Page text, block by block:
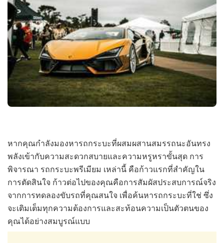
หากคุณกำลังมองหารถกระบะที่ผสมผสานสมรรถนะอันทรง
พลังเข้ากับความสะดวกสบายและความหรูหราขั้นสุด การ
พิจารณา รถกระบะพรีเมียม เหล่านี้ คือก้าวแรกที่สำคัญใน
การตัดสินใจ ก้าวต่อไปของคุณคือการสัมผัสประสบการณ์จริง
จากการทดลองขับรถที่คุณสนใจ เพื่อค้นหารถกระบะที่ใช่ ซึ่ง
จะเติมเต็มทุกความต้องการและสะท้อนความเป็นตัวตนของ
คุณได้อย่างสมบูรณ์แบบ